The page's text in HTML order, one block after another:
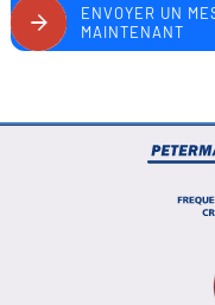
ENVOYER UN
MAINTENANT